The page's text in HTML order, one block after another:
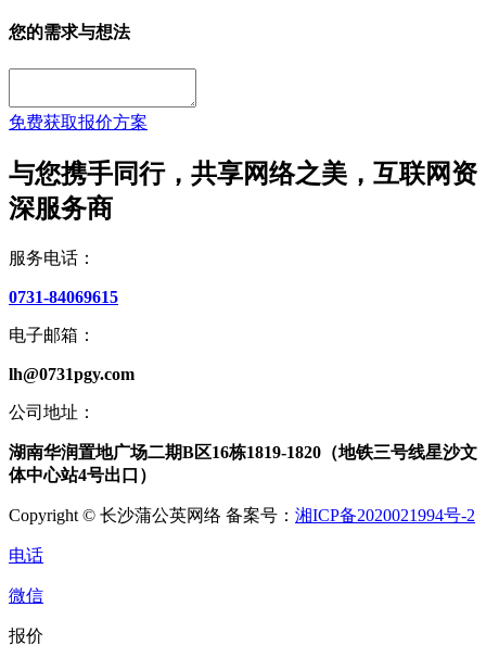
您的需求与想法
免费获取报价方案
与您携手同行，共享网络之美，互联网资
深服务商
服务电话：
0731-84069615
电子邮箱：
lh@0731pgy.com
公司地址：
湖南华润置地广场二期B区16栋1819-1820（地铁三号线星沙文
体中心站4号出口）
Copyright © 长沙蒲公英网络 备案号： 湘ICP备2020021994号-2
电话
微信
报价